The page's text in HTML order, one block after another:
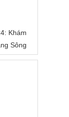
Khám
Sông